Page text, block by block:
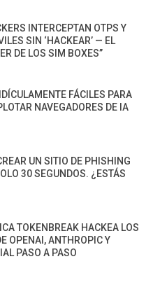
INTERCEPTAN OTPS Y
SIN ‘HACKEAR’ — EL
DE LOS SIM BOXES”
FÁCILES PARA
NAVEGADORES DE IA
UN SITIO DE PHISHING
30 SEGUNDOS. ¿ESTÁS
TOKENBREAK HACKEA LOS
OPENAI, ANTHROPIC Y
PASO A PASO